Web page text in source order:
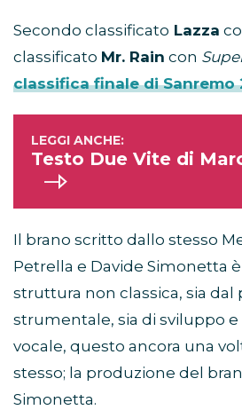
Secondo classificato Lazza
classificato Mr. Rain con
classifica finale di Sanremo
Testo Due Vite di
Il brano scritto dallo stesso
Petrella e Davide Simonetta
struttura non classica, sia dal
strumentale, sia di sviluppo
vocale, questo ancora una
stesso; la produzione del
Simonetta.